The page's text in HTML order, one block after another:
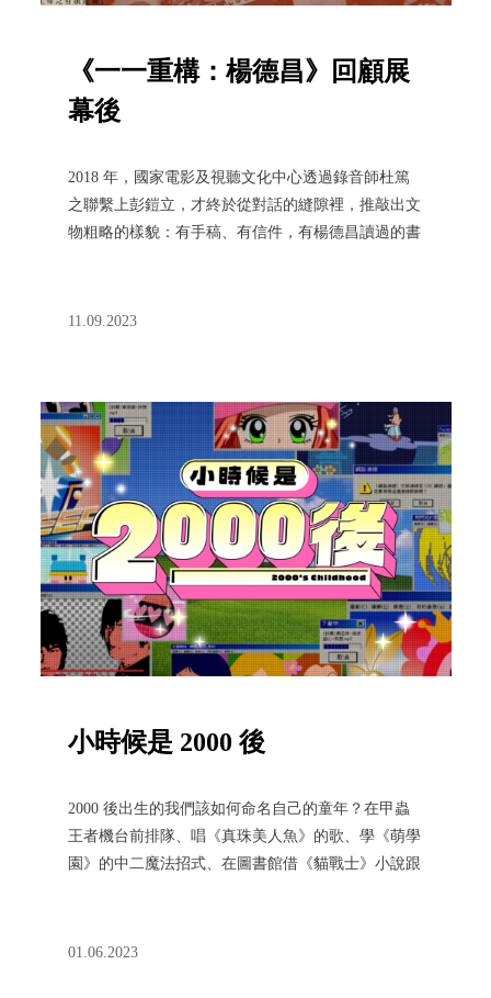
《一一重構：楊德昌》回顧展
幕後
2018 年，國家電影及視聽文化中心透過錄音師杜篤
之聯繫上彭鎧立，才終於從對話的縫隙裡，推敲出文
物粗略的樣貌：有手稿、有信件，有楊德昌讀過的書
11.09.2023
小時候是 2000 後
2000 後出生的我們該如何命名自己的童年？在甲蟲
王者機台前排隊、唱《真珠美人魚》的歌、學《萌學
園》的中二魔法招式、在圖書館借《貓戰士》小說跟
後的讀者回憶一些不能忘記的事情，也讓 00 前的讀
01.06.2023